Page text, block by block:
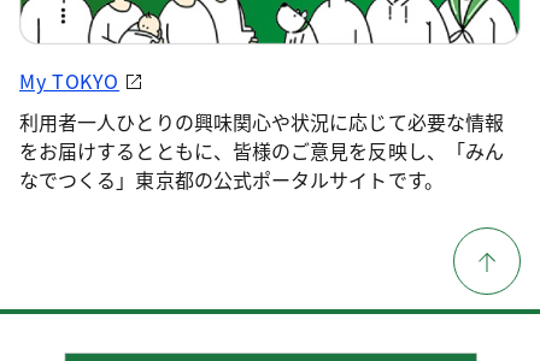
My TOKYO
利用者一人ひとりの興味関心や状況に応じて必要な情報
をお届けするとともに、皆様のご意見を反映し、「みん
なでつくる」東京都の公式ポータルサイトです。